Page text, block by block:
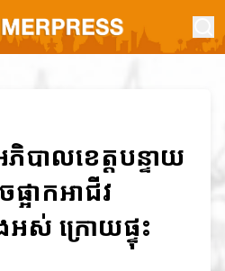
បាលខេត្តបន្ទាយ
អាកអាជីវ
ស់ ក្រោយផ្ទុះ